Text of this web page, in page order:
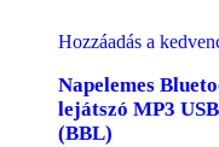
Hozzáadás a
Napelemes
lejátszó MP3
(BBL)